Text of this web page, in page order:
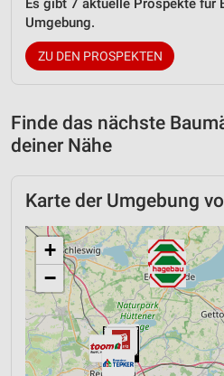
Umgebung.
ZU DEN PROSPEKTEN
Finde das nächste
deiner Nähe
Karte der Umgebung
+
−